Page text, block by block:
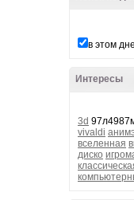
в этом
Интересы
3d
vivaldi
вселенная
диско